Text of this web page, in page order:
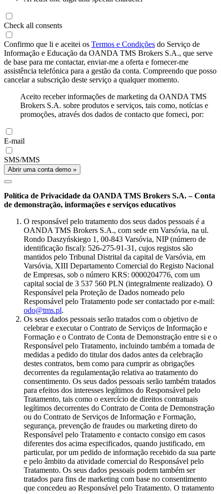
Check all consents
Confirmo que li e aceitei os Termos e Condições do Serviço de
Informação e Educação da OANDA TMS Brokers S.A., que serve
de base para me contactar, enviar-me a oferta e fornecer-me
assistência telefónica para a gestão da conta. Compreendo que posso
cancelar a subscrição deste serviço a qualquer momento.
Aceito receber informações de marketing da OANDA TMS
Brokers S.A. sobre produtos e serviços, tais como, notícias e
promoções, através dos dados de contacto que forneci, por:
E-mail
SMS/MMS
Abrir uma conta demo »
Política de Privacidade da OANDA TMS Brokers S.A. – Conta
de demonstração, informações e serviços educativos
O responsável pelo tratamento dos seus dados pessoais é a
OANDA TMS Brokers S.A., com sede em Varsóvia, na ul.
Rondo Daszyńskiego 1, 00-843 Varsóvia, NIP (número de
identificação fiscal): 526-275-91-31, cujos registos são
mantidos pelo Tribunal Distrital da capital de Varsóvia, em
Varsóvia, XIII Departamento Comercial do Registo Nacional
de Empresas, sob o número KRS: 0000204776, com um
capital social de 3 537 560 PLN (integralmente realizado). O
Responsável pela Proteção de Dados nomeado pelo
Responsável pelo Tratamento pode ser contactado por e-mail:
odo@tms.pl.
Os seus dados pessoais serão tratados com o objetivo de
celebrar e executar o Contrato de Serviços de Informação e
Formação e o Contrato de Conta de Demonstração entre si e o
Responsável pelo Tratamento, incluindo também a tomada de
medidas a pedido do titular dos dados antes da celebração
destes contratos, bem como para cumprir as obrigações
decorrentes da regulamentação relativa ao tratamento do
consentimento. Os seus dados pessoais serão também tratados
para efeitos dos interesses legítimos do Responsável pelo
Tratamento, tais como o exercício de direitos contratuais
legítimos decorrentes do Contrato de Conta de Demonstração
ou do Contrato de Serviços de Informação e Formação,
segurança, prevenção de fraudes ou marketing direto do
Responsável pelo Tratamento e contacto consigo em casos
diferentes dos acima especificados, quando justificado, em
particular, por um pedido de informação recebido da sua parte
e pelo âmbito da atividade comercial do Responsável pelo
Tratamento. Os seus dados pessoais podem também ser
tratados para fins de marketing com base no consentimento
que concedeu ao Responsável pelo Tratamento. O tratamento